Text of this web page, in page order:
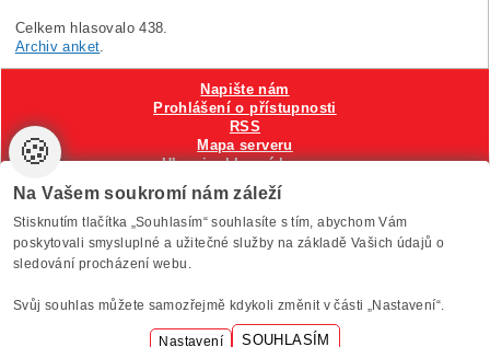
Celkem hlasovalo 438.
Archiv anket
VytvořiloAnawe , provozuje Anawe a Špína
Napište nám
Prohlášení o přístupnosti
RSS
Mapa serveru
Hlavni reklamní banner
Nastavení cookies
🍪
Na Vašem soukromí nám záleží
Stisknutím tlačítka „Souhlasím“ souhlasíte s tím, abychom Vám
poskytovali smysluplné a užitečné služby na základě Vašich údajů o
sledování procházení webu.
Svůj souhlas můžete samozřejmě kdykoli změnit v části „Nastavení“.
Nastavení SOUHLASÍM